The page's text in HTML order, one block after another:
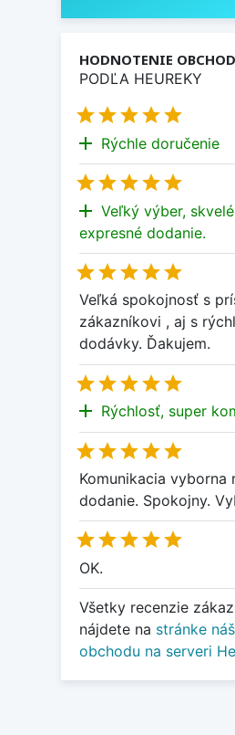
HODNOTENIE
PODĽA HEUREKY

add Rýchle doručenie

add Veľký výber,
expresné dodanie.

Veľká spokojnosť s
zákazníkovi , aj s
dodávky. Ďakujem.

add Rýchlosť, super

Komunikacia vyborna
dodanie. Spokojny.

OK.
Všetky recenzie
nájdete na stránke
obchodu na serveri